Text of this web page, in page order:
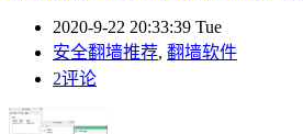
2020-9-22 20:33:39 Tue
安全翻墙推荐, 翻墙软件
2评论